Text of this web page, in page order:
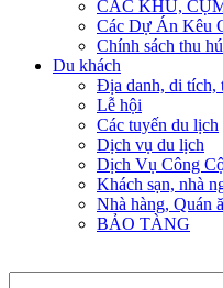
CÁC KHU,
Các Dự Án Kêu
Chính sách thu
Du khách
Địa danh, di tích,
Lễ hội
Các tuyến du lịch
Dịch vụ du lịch
Dịch Vụ Công
Khách sạn, nhà
Nhà hàng, Quán
BẢO TÀNG